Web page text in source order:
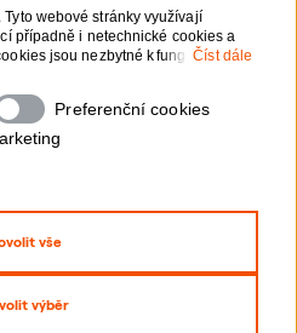
webové stránky využívají
případně i netechnické cookies a
jsou nezbytné k fungování
k personalizaci reklam a
cookies a vašich
souhlas. Bližší informace o vašich
včetně možnosti odvolání
Číst dále
Preferenční cookies
vše
výběr
vzkaz online, my se vám
údajů